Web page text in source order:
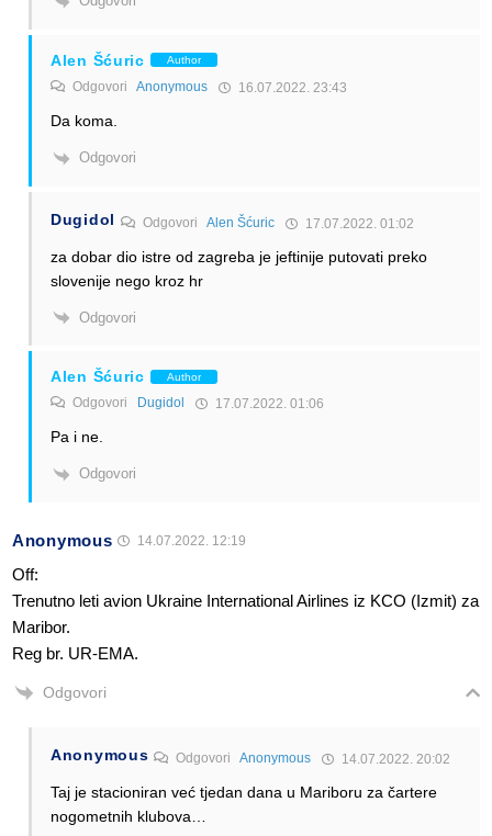
Alen Šćuric Author
Odgovori Anonymous 16.07.2022. 23:43
Da koma.
Odgovori
Dugidol Odgovori Alen Šćuric 17.07.2022. 01:02
za dobar dio istre od zagreba je jeftinije putovati preko
slovenije nego kroz hr
Odgovori
Alen Šćuric Author
Odgovori Dugidol 17.07.2022. 01:06
Pa i ne.
Odgovori
Anonymous 14.07.2022. 12:19
Off:
Trenutno leti avion Ukraine International Airlines iz KCO (Izmit) za
Maribor.
Reg br. UR-EMA.
Odgovori
Anonymous OdgovoriAnonymous 14.07.2022. 20:02
Taj je stacioniran već tjedan dana u Mariboru za čartere
nogometnih klubova…